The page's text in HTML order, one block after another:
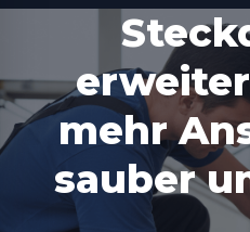
mehr
sauber